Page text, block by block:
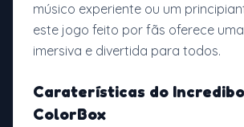
músico experiente ou um
este jogo feito por fãs oferece
imersiva e divertida para todos.
Caraterísticas do
ColorBox